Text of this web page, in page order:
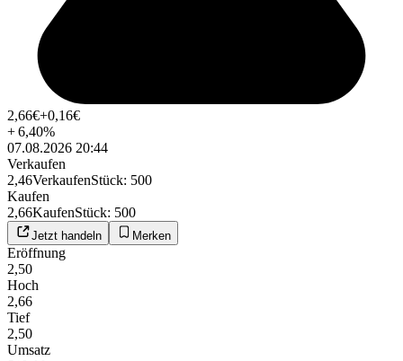
2,66€+0,16€
+6,40%
07.08.2026 20:44
Verkaufen
2,46VerkaufenStück: 500
Kaufen
2,66KaufenStück: 500
Jetzt handeln Merken
Eröffnung
2,50
Hoch
2,66
Tief
2,50
Umsatz